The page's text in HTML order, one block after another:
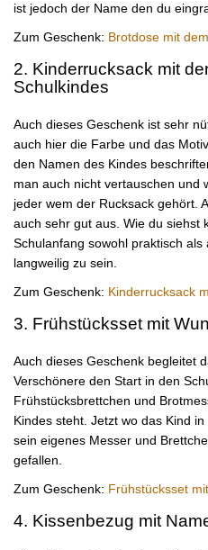
ist jedoch der Name den du
Zum Geschenk: Brotdose mit
2. Kinderrucksack mit
Schulkindes
Auch dieses Geschenk ist sehr
auch hier die Farbe und das
den Namen des Kindes
man auch nicht vertauschen und
jeder wem der Rucksack gehört.
auch sehr gut aus. Wie du siehst
Schulanfang sowohl praktisch
langweilig zu sein.
Zum Geschenk: Kinderrucksack
3. Frühstücksset mit
Auch dieses Geschenk begleitet
Verschönere den Start in den
Frühstücksbrettchen und
Kindes steht. Jetzt wo das Kind
sein eigenes Messer und
gefallen.
Zum Geschenk: Frühstücksset
4. Kissenbezug mit